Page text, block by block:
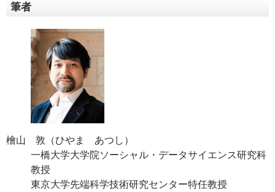
筆者
檜山 敦（ひやま あつし）
一橋大学大学院ソーシャル・データサイエンス研究科
教授
東京大学先端科学技術研究センター特任教授